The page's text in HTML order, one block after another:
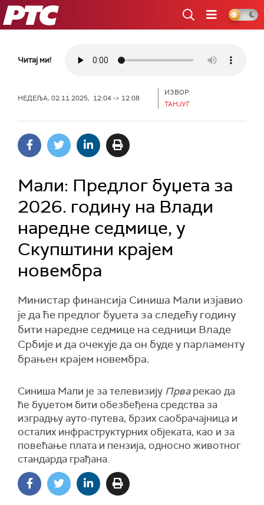
РТС
Читај ми!
НЕДЕЉА, 02.11.2025, 12:04 -> 12:08
ИЗВОР:
ТАНЈУГ
Мали: Предлог буџета за
2026. годину на Влади
наредне седмице, у
Скупштини крајем
новембра
Министар финансија Синиша Мали изјавио
је да ће предлог буџета за следећу годину
бити наредне седмице на седници Владе
Србије и да очекује да он буде у парламенту
брањен крајем новембра.
Синиша Мали је за телевизију Прварекао да
ће буџетом бити обезбеђена средства за
изградњу ауто-путева, брзих саобрачајница и
осталих инфраструктурних објеката, као и за
повећање плата и пензија, односно животног
стандарда грађана.